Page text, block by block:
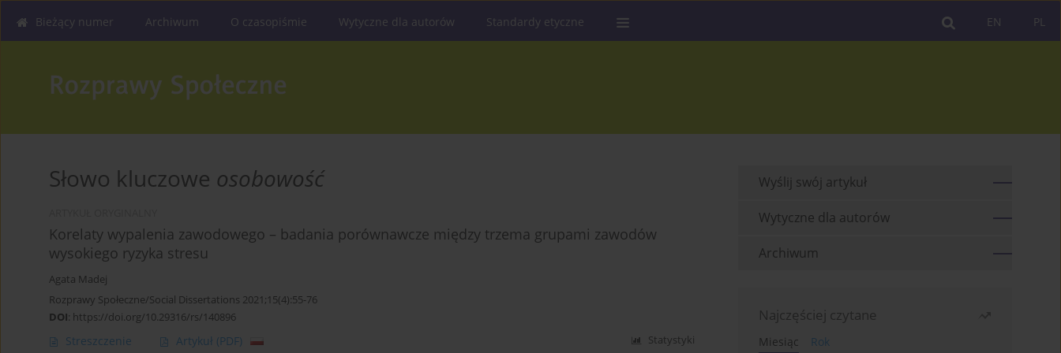
PL
EN
Bieżący numer Archiwum O czasopiśmie Wytyczne dla autorów Standardy etyczne
Słowo kluczowe osobowość
Korelaty wypalenia zawodowego – badania porównawcze między trzema grupami zawodów
wysokiego ryzyka stresu
Agata Madej
Rozprawy Społeczne/Social Dissertations 2021;15(4):55-76
DOI: https://doi.org/10.29316/rs/140896
Streszczenie Artykuł (PDF) Statystyki
Wyślij swój artykuł
Wytyczne dla autorów
Archiwum
Najczęściej czytane
Miesiąc
Rok